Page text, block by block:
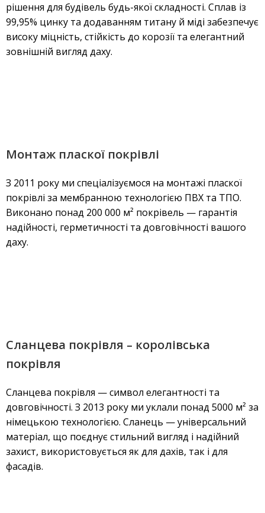
рішення для будівель будь-якої складності. Сплав із
99,95% цинку та додаванням титану й міді забезпечує
високу міцність, стійкість до корозії та елегантний
зовнішній вигляд даху.
Монтаж пласкої покрівлі
З 2011 року ми спеціалізуємося на монтажі пласкої
покрівлі за мембранною технологією ПВХ та ТПО.
Виконано понад 200 000 м² покрівель — гарантія
надійності, герметичності та довговічності вашого
даху.
Сланцева покрівля – королівська
покрівля
Сланцева покрівля — символ елегантності та
довговічності. З 2013 року ми уклали понад 5000 м² за
німецькою технологією. Сланець — універсальний
матеріал, що поєднує стильний вигляд і надійний
захист, використовується як для дахів, так і для
фасадів.